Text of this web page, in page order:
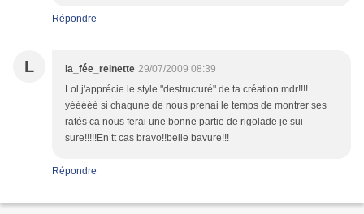
Répondre
L la_fée_reinette 29/07/2009 08:39
Lol j'apprécie le style "destructuré" de ta création mdr!!!!
yééééé si chaqune de nous prenai le temps de montrer ses
ratés ca nous ferai une bonne partie de rigolade je sui
sure!!!!!En tt cas bravo!!belle bavure!!!
Répondre